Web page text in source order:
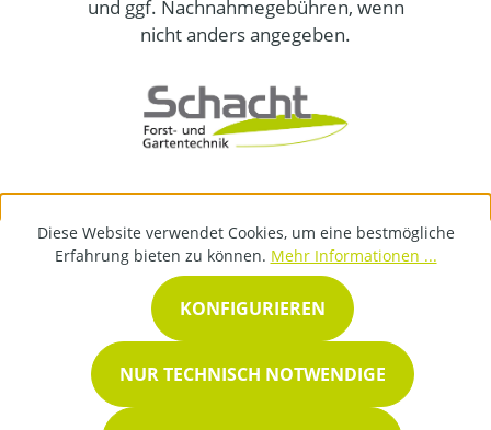
und ggf. Nachnahmegebühren, wenn
nicht anders angegeben.
Diese Website verwendet Cookies, um eine bestmögliche
Erfahrung bieten zu können. Mehr Informationen ...
NUR TECHNISCH NOTWENDIGE
KONFIGURIEREN